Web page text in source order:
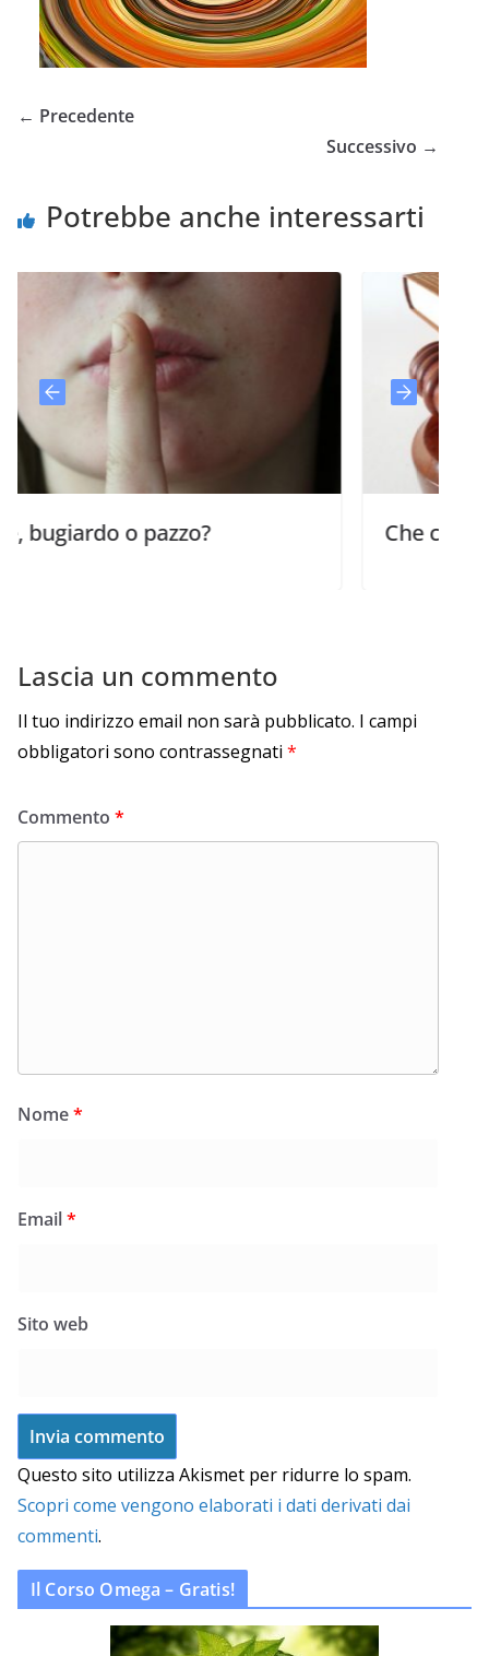
← Precedente
Successivo →
Potrebbe anche interessarti
o pazzo? Che cosa rende
Lascia un commento
Il tuo indirizzo email non sarà pubblicato. I campi
obbligatori sono contrassegnati *
Commento *
Nome*
Email*
Sito web
Questo sito utilizza Akismet per ridurre lo spam.
Scopri come vengono elaborati i dati derivati dai
commenti.
Il Corso Omega – Gratis!